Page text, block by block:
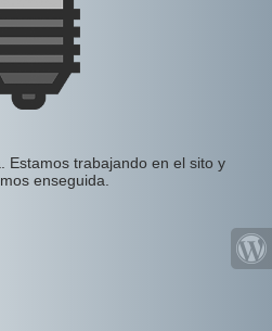
Estamos trabajando en el sito y
enseguida.